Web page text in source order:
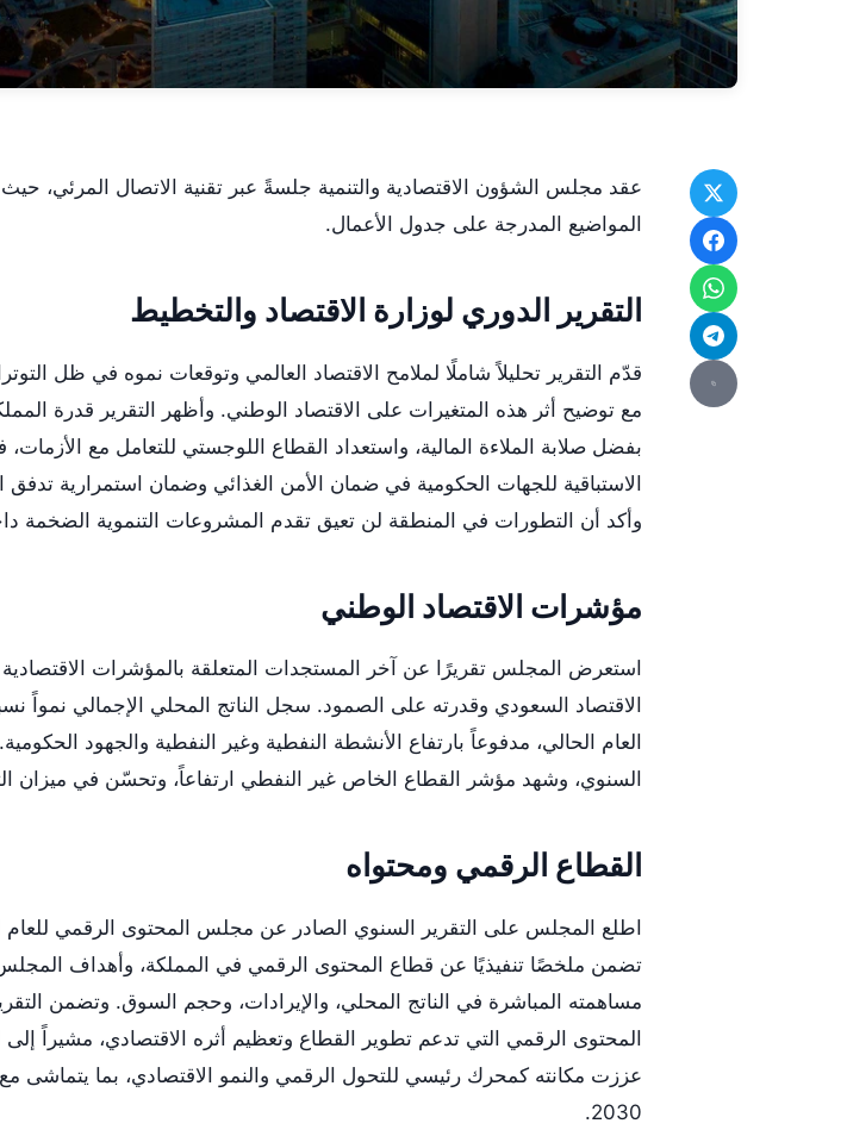
عقد مجلس الشؤون الاقتصادية والتنمية جلسةً عبر تقنية الاتصال المرئي،
المواضيع المدرجة على جدول الأعمال.
التقرير الدوري لوزارة الاقتصاد والتخطيط
قدّم التقرير تحليلاً شاملًا لملامح الاقتصاد العالمي وتوقعات نموه في ظل
مع توضيح أثر هذه المتغيرات على الاقتصاد الوطني. وأظهر التقرير قدرة
بفضل صلابة الملاءة المالية، واستعداد القطاع اللوجستي للتعامل مع
الاستباقية للجهات الحكومية في ضمان الأمن الغذائي وضمان استمرارية تدفق
وأكد أن التطورات في المنطقة لن تعيق تقدم المشروعات التنموية الضخمة
مؤشرات الاقتصاد الوطني
استعرض المجلس تقريرًا عن آخر المستجدات المتعلقة بالمؤشرات الاقتصادية
العام الحالي، مدفوعاً بارتفاع الأنشطة النفطية وغير النفطية والجهود
السنوي، وشهد مؤشر القطاع الخاص غير النفطي ارتفاعاً، وتحسّن في ميزان
القطاع الرقمي ومحتواه
تضمن ملخصًا تنفيذيًا عن قطاع المحتوى الرقمي في المملكة، وأهداف
مساهمته المباشرة في الناتج المحلي، والإيرادات، وحجم السوق. وتضمن
المحتوى الرقمي التي تدعم تطوير القطاع وتعظيم أثره الاقتصادي، مشيراً إلى
عززت مكانته كمحرك رئيسي للتحول الرقمي والنمو الاقتصادي، بما يتماشى
2030.